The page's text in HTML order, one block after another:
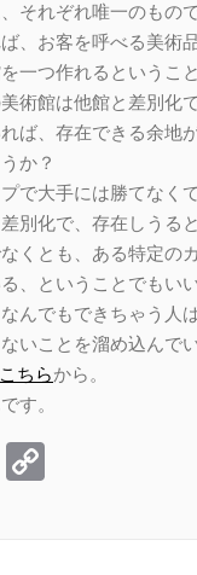
それぞれ唯一のもので
、お客を呼べる美術
一つ作れるというこ
術館は他館と差別化
ば、存在できる余地
か？
で大手には勝てなく
別化で、存在しうる
くとも、ある特定の
、ということでもいい
んでもできちゃう人
いことを溜め込んで
ちらから。
す。
Line